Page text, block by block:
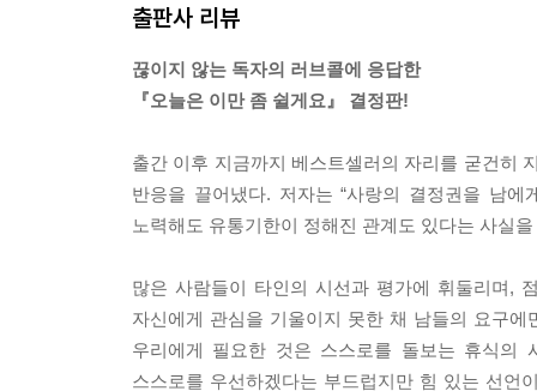
출판사 리뷰
끊이지 않는 독자의 러브콜에 응답한
『오늘은 이만 좀 쉴게요』 결정판!
출간 이후 지금까지 베스트셀러의 자리를 굳건히
반응을 끌어냈다. 저자는 “사랑의 결정권을 남
노력해도 유통기한이 정해진 관계도 있다는 사실
많은 사람들이 타인의 시선과 평가에 휘둘리며,
자신에게 관심을 기울이지 못한 채 남들의 요구에
우리에게 필요한 것은 스스로를 돌보는 휴식의
스스로를 우선하겠다는 부드럽지만 힘 있는 선언